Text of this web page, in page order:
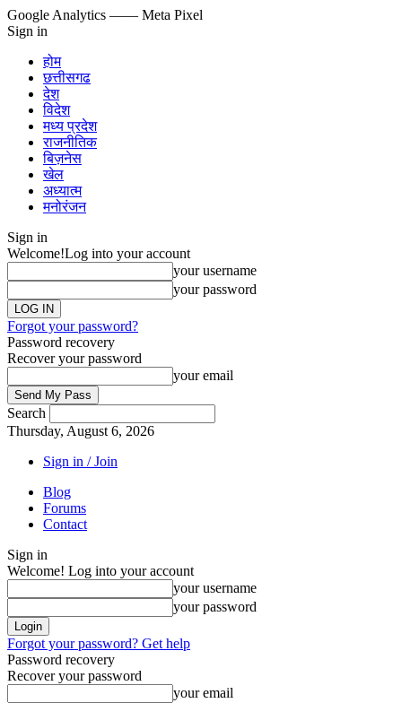
Google Analytics —— Meta Pixel
Sign in
होम
छत्तीसगढ
देश
विदेश
मध्य प्रदेश
राजनीतिक
बिज़नेस
खेल
अध्यात्म
मनोरंजन
Sign in
Welcome!Log into your account
your username
your password
Forgot your password?
Password recovery
Recover your password
your email
Search
Thursday, August 6, 2026
Sign in / Join
Blog
Forums
Contact
Sign in
Welcome! Log into your account
your username
your password
Forgot your password? Get help
Password recovery
Recover your password
your email